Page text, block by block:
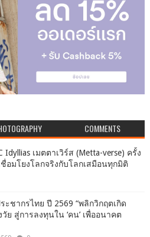
COMMENTS
Idyllias เมตตาเวิร์ส (Metta-verse) ครั้ง
อมโยงโลกจริงกับโลกเสมือนทุกมิติ
ชากรไทย ปี 2569 “พลิกวิกฤตเกิด
ย สู่การลงทุนใน ‘คน’ เพื่ออนาคต